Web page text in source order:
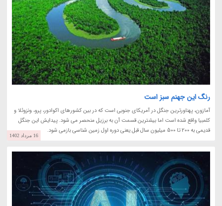
رنگ این جهنم سبز است
آمازون، پهناورترین جنگل در آمریکای جنوبی است که در بین کشورهای اکوادور، پرو، ونزوئلا و
کلمبیا واقع شده است اما بیشترین قسمت آن به برزیل منحصر می شود. پیدایش این جنگل
قدیمی به 200 تا 500 میلیون سال قبل یعنی دوره اول زمین شناسی بازمی شود.
16 مرداد 1402